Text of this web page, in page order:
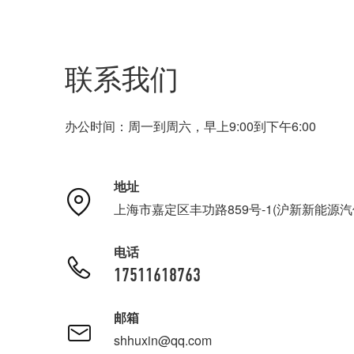
联系我们
办公时间：周一到周六，早上9:00到下午6:00
地址
上海市嘉定区丰功路859号-1(沪新新能源
电话
17511618763
邮箱
shhuxin@qq.com